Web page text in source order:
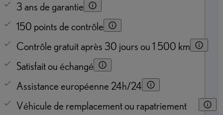
3 ans de garantie
150 points de contrôle
Contrôle gratuit après 30 jours ou 1 500 km
Satisfait ou échangé
Assistance européenne 24h/24
Véhicule de remplacement ou rapatriement